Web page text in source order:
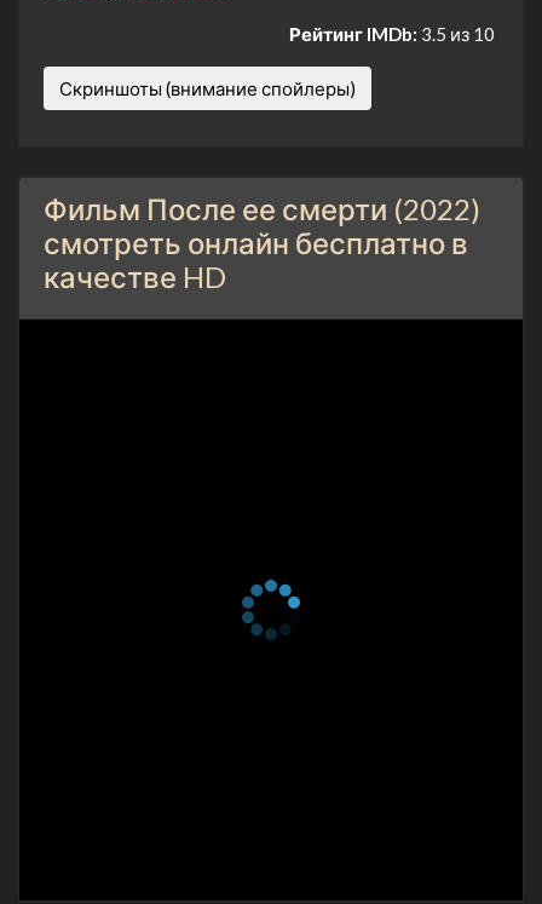
Рейтинг IMDb: 3.5 из 10
Скриншоты (внимание спойлеры)
Фильм После ее смерти (2022)
смотреть онлайн бесплатно в
качестве HD